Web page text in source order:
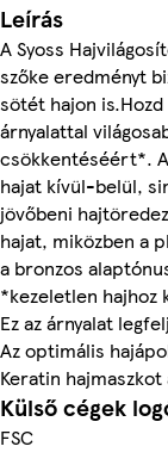
Leírás
A Syoss
szőke eredményt
sötét hajon
árnyalattal
csökkentéséért*.
hajat kívül-belül,
jövőbeni
hajat, miközben a
a bronzos
*kezeletlen hajhoz
Ez az árnyalat
Az optimális
Keratin hajmaszkot
Külső cégek
FSC